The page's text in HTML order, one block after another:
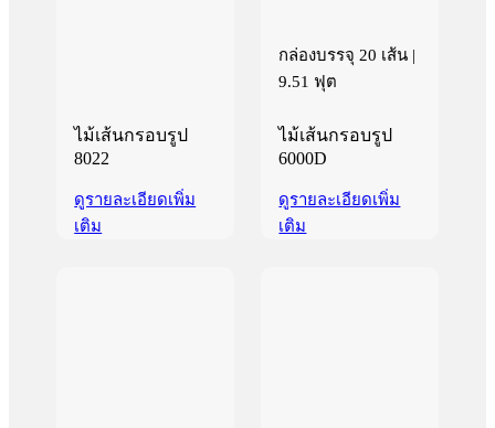
ไม้เส้นกรอบรูป
8022
ดูรายละเอียดเพิ่ม
เติม
กล่องบรรจุ 20 เส้น |
9.51 ฟุต
ไม้เส้นกรอบรูป
6000D
ดูรายละเอียดเพิ่ม
เติม